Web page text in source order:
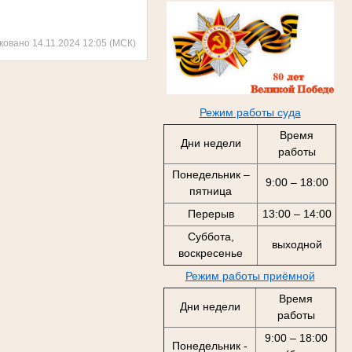
Режим работы суда
Дни недели
Время
работы
Понедельник –
пятница
9:00 – 18:00
Перерыв
13:00 – 14:00
Суббота,
воскресенье
выходной
Режим работы приёмной
Дни недели
Время
работы
Понедельник -
9:00 – 18:00
14.11.2024 12:05 (МСК)